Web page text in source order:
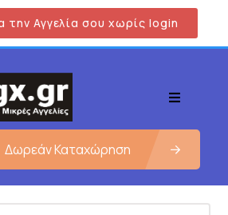
την Αγγελία σου χωρίς login
Δωρεάν Καταχώρηση